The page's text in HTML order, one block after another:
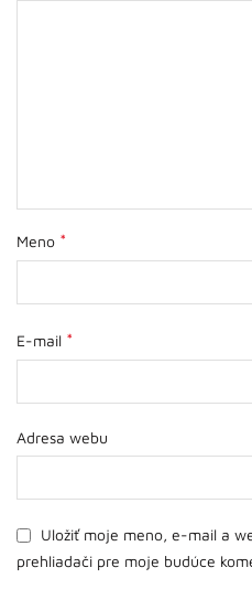
Meno *
E-mail *
Adresa webu
Uložiť moje meno, e-mail a
prehliadači pre moje budúce